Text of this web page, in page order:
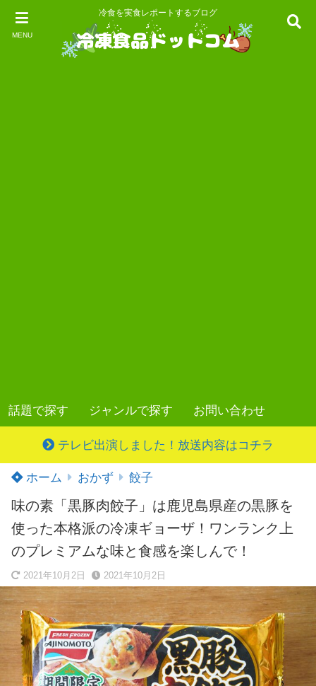
MENU
冷食を実食レポートするブログ
話題で探す ジャンルで探す お問い合わせ
テレビ出演しました！放送内容はコチラ
ホーム おかず 餃子
味の素「黒豚肉餃子」は鹿児島県産の黒豚を
使った本格派の冷凍ギョーザ！ワンランク上
のプレミアムな味と食感を楽しんで！
2021年10月2日 2021年10月2日